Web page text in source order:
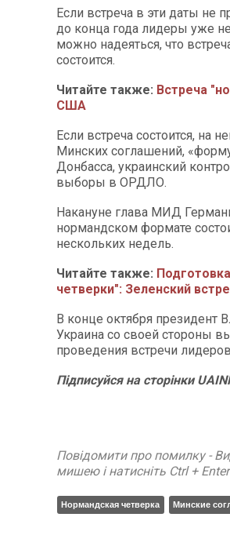
Если встреча в эти даты не
до конца года лидеры уже
можно надеяться, что
состоится.
Читайте также: Встреча
США
Если встреча состоится, на
Минских соглашений,
Донбасса, украинский
выборы в ОРДЛО.
Накануне глава МИД
нормандском формате
нескольких недель.
Читайте также:
четверки": Зеленский
В конце октября президент
Украина со своей стороны
проведения встречи
Підписуйся на сторінки
Повідомити про помилку -
мишею і натисніть Ctrl + Enter
Нормандская четверка Минские